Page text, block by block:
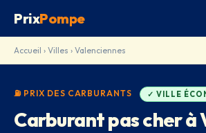
PrixPompe
Accueil › Villes › Valenciennes
⛽ PRIX DES CARBURANTS ✓ VILLE
Carburant pas cher à